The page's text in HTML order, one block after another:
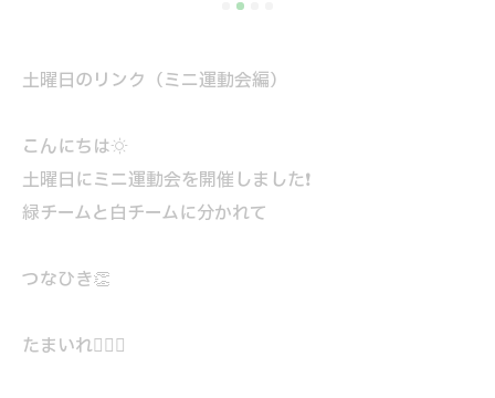
土曜日のリンク（ミニ運動会編）
こんにちは☀️
土曜日にミニ運動会を開催しました❗
緑チームと白チームに分かれて
つなひき👏
たまいれ⛹🏻🎶